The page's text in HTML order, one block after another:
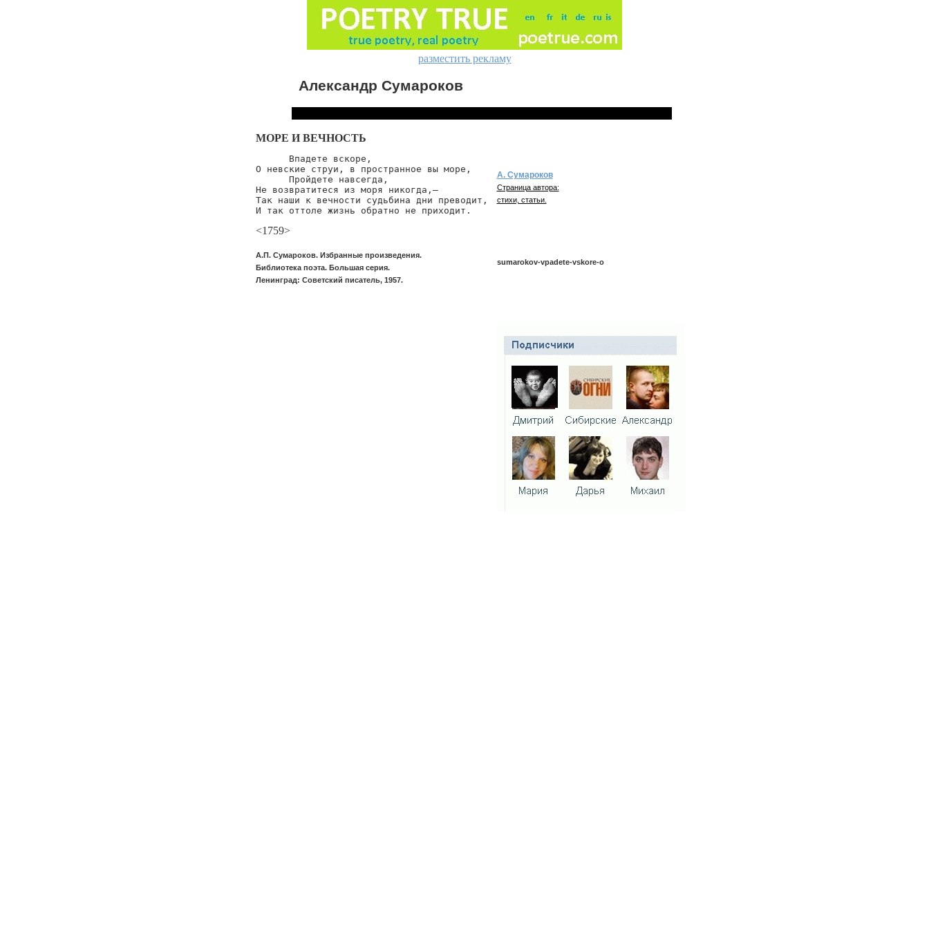
разместить рекламу
Александр Сумароков
МОРЕ И ВЕЧНОСТЬ
      Впадете вскоре,
О невские струи, в пространное вы море,
      Пройдете навсегда,
Не возвратитеся из моря никогда,—
Так наши к вечности судьбина дни преводит,
И так оттоле жизнь обратно не приходит.
<1759>
А.П. Сумароков. Избранные произведения.
Библиотека поэта. Большая серия.
Ленинград: Советский писатель, 1957.
А. Сумароков
Страница автора:
стихи, статьи.
sumarokov-vpadete-vskore-o